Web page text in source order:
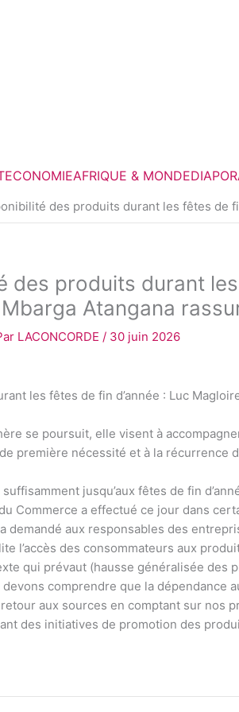
ECONOMIEAFRIQUE & MONDE
des produits durant les fêtes de
des produits durant
Atangana
LACONCORDE / 30 juin 2026
les fêtes de fin d’année : Luc
se poursuit, elle visent à
première nécessité et à la récurrence
jusqu’aux fêtes de fin
Commerce a effectué ce jour dans
demandé aux responsables des
l’accès des consommateurs aux
qui prévaut (hausse généralisée des
comprendre que la dépendance
aux sources en comptant sur nos
des initiatives de promotion des